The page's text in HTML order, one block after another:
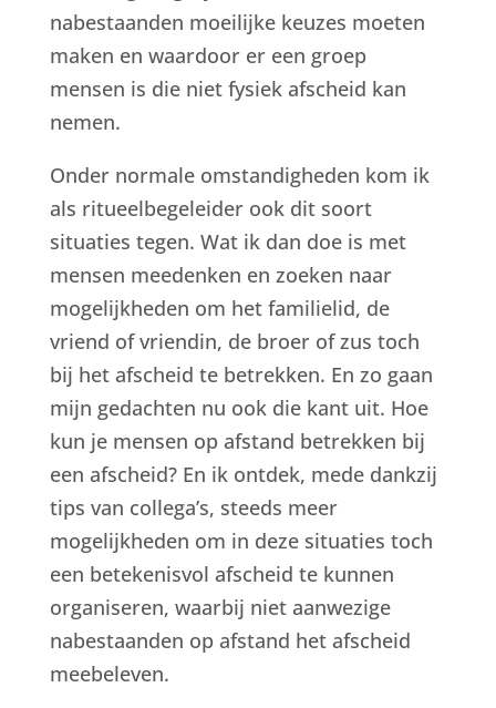
nabestaanden moeilijke keuzes moeten
maken en waardoor er een groep
mensen is die niet fysiek afscheid kan
nemen.
Onder normale omstandigheden kom ik
als ritueelbegeleider ook dit soort
situaties tegen. Wat ik dan doe is met
mensen meedenken en zoeken naar
mogelijkheden om het familielid, de
vriend of vriendin, de broer of zus toch
bij het afscheid te betrekken. En zo gaan
mijn gedachten nu ook die kant uit. Hoe
kun je mensen op afstand betrekken bij
een afscheid? En ik ontdek, mede dankzij
tips van collega’s, steeds meer
mogelijkheden om in deze situaties toch
een betekenisvol afscheid te kunnen
organiseren, waarbij niet aanwezige
nabestaanden op afstand het afscheid
meebeleven.